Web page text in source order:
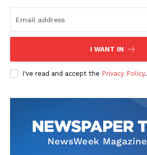
I WANT IN
I've read and accept the Privacy Policy.